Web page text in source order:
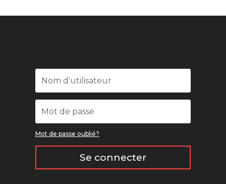
Mot de passe oublié?
Se connecter